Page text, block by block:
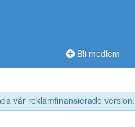
vår reklamfinansierade version.
Bli medlem